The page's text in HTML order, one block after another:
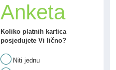
Anketa
Koliko platnih kartica
posjedujete Vi lično?
Niti jednu